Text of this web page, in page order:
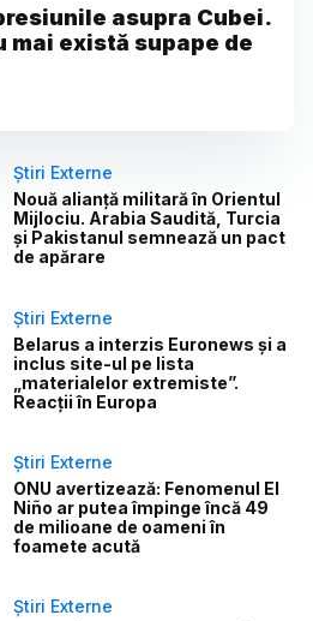
asupra Cubei.
mai există supape de
Știri Externe
Nouă alianță militară în Orientul
Mijlociu. Arabia Saudită, Turcia
și Pakistanul semnează un pact
de apărare
Știri Externe
Belarus a interzis Euronews și a
inclus site-ul pe lista
„materialelor extremiste”.
Reacții în Europa
Știri Externe
ONU avertizează: Fenomenul El
Niño ar putea împinge încă 49
de milioane de oameni în
foamete acută
Știri Externe